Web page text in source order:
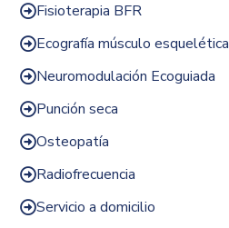
Fisioterapia BFR
Ecografía músculo esquelética
Neuromodulación Ecoguiada
Punción seca
Osteopatía
Radiofrecuencia
Servicio a domicilio